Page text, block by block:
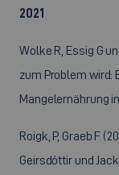
2021
Wolke R, Essig G
zum Problem wird:
Mangelernährung
Roigk, P, Graeb F
Geirsdóttir und